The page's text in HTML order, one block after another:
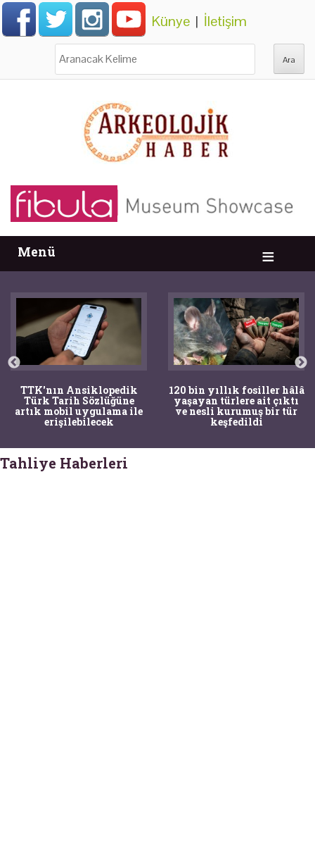
Künye | İletişim
Menü
TTK'nın Ansiklopedik
Türk Tarih Sözlüğüne
artık mobil uygulama ile
erişilebilecek
120 bin yıllık fosiller hâlâ
yaşayan türlere ait çıktı
ve nesli kurumuş bir tür
keşfedildi
Tahliye Haberleri